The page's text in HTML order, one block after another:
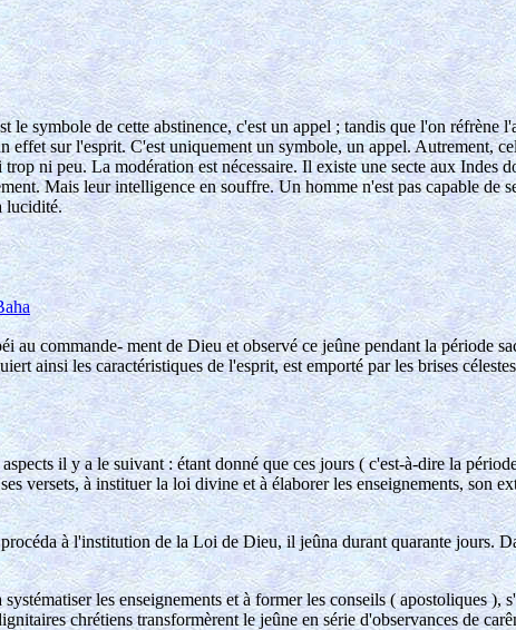
symbole de cette abstinence, c'est un appel ; tandis que l'on réfrène
effet sur l'esprit. C'est uniquement un symbole, un appel. Autrement,
ni peu. La modération est nécessaire. Il existe une secte aux Indes
Mais leur intelligence en souffre. Un homme n'est pas capable de
lucidité.
commande- ment de Dieu et observé ce jeûne pendant la période
ainsi les caractéristiques de l'esprit, est emporté par les brises
il y a le suivant : étant donné que ces jours ( c'est-à-dire la
versets, à instituer la loi divine et à élaborer les enseignements, son
à l'institution de la Loi de Dieu, il jeûna durant quarante jours.
les enseignements et à former les conseils ( apostoliques ),
chrétiens transformèrent le jeûne en série d'observances de